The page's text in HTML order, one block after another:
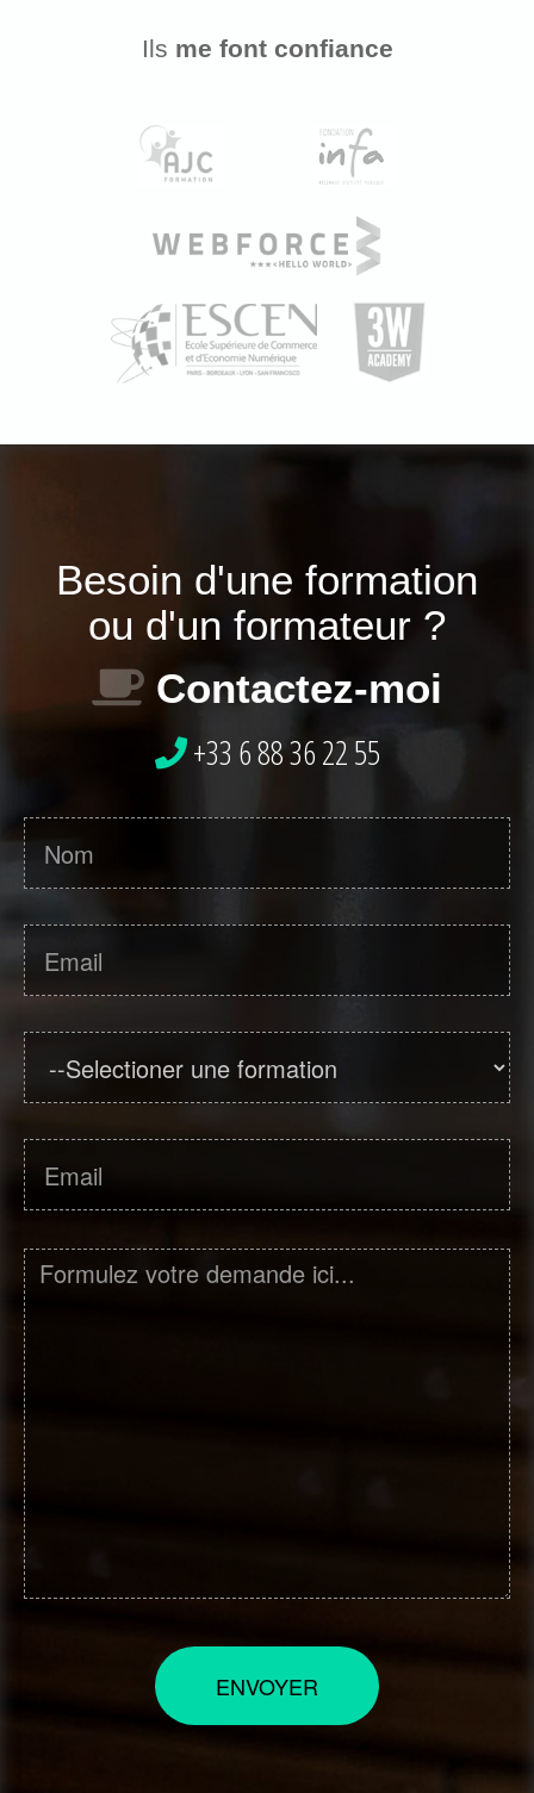
Ils me font confiance
Besoin d'une formation
ou d'un formateur ?
Contactez-moi
+33 6 88 36 22 55
ENVOYER